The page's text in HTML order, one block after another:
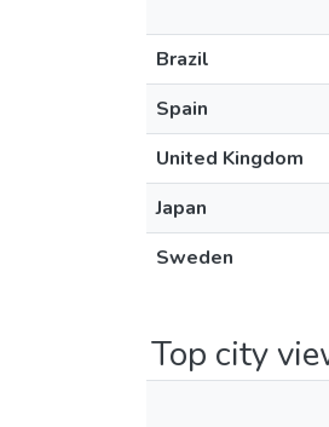
Brazil
Spain
United Kingdom
Japan
Sweden
Top city